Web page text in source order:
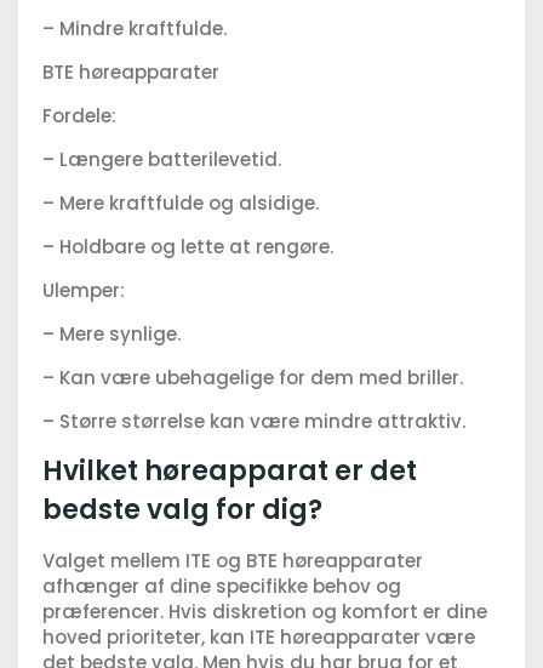
– Mindre kraftfulde.
BTE høreapparater
Fordele:
– Længere batterilevetid.
– Mere kraftfulde og alsidige.
– Holdbare og lette at rengøre.
Ulemper:
– Mere synlige.
– Kan være ubehagelige for dem med briller.
– Større størrelse kan være mindre attraktiv.
Hvilket høreapparat er det
bedste valg for dig?
Valget mellem ITE og BTE høreapparater
afhænger af dine specifikke behov og
præferencer. Hvis diskretion og komfort er dine
hoved prioriteter, kan ITE høreapparater være